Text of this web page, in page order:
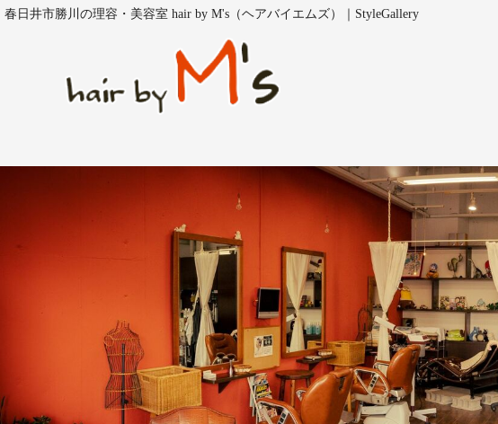
春日井市勝川の理容・美容室 hair by M's（ヘアバイエムズ）｜StyleGallery